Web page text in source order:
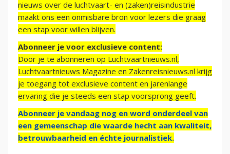
nieuws over de luchtvaart- en (zaken)reisindustrie
maakt ons een onmisbare bron voor lezers die graag
een stap voor willen blijven.
Abonneer je voor exclusieve content:
Door je te abonneren op Luchtvaartnieuws.nl,
Luchtvaartnieuws Magazine en Zakenreisnieuws.nl krijg
je toegang tot exclusieve content en jarenlange
ervaring die je steeds een stap voorsprong geeft.
Abonneer je vandaag nog en word onderdeel van
een gemeenschap die waarde hecht aan kwaliteit,
betrouwbaarheid en échte journalistiek.